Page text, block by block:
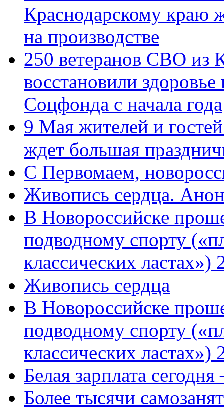
Краснодарскому краю
на производстве
250 ветеранов СВО из
восстановили
Соцфонда с начала года
9 Мая жителей и
ждет большая
C Первомаем,
Живопись сердца.
В Новороссийске
подводному спорту
классических
Живопись сердца
В Новороссийске
подводному спорту
классических ластах»)
Белая зарплата
Более тысячи